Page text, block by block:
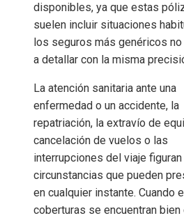
disponibles, ya que estas
suelen incluir situaciones
los seguros más genéricos no
a detallar con la misma
La atención sanitaria ante una
enfermedad o un accidente, la
repatriación, la extravío de
cancelación de vuelos o las
interrupciones del viaje
circunstancias que pueden
en cualquier instante. Cuando
coberturas se encuentran